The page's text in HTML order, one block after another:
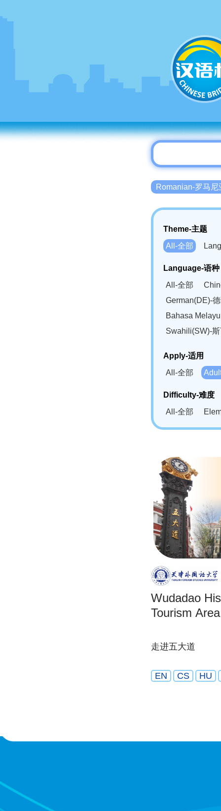
Romanian-罗马尼
Theme-主题
All-全部
Language-语种
All-全部
German(DE)-
Bahasa
Swahili(SW)-
Apply-适用
All-全部
Difficulty-难度
All-全部
Wudadao
Tourism Area
走进五大道
EN CS HU